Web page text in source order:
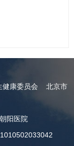
健康委员会
北京市
阳医院